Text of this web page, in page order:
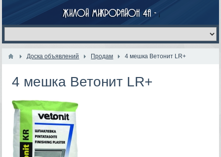
Доска объявлений Продам 4 мешка Ветонит LR+
4 мешка Ветонит LR+